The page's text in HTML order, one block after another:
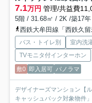
7.1万円 管理/共益費
5階 / 31.68㎡ / 2K /築17年
西鉄大牟田線「西鉄久
バス・トイレ別 室内洗
TVモニタ付インターホン
敷0 即入居可 パノラマ
デザイナーズマンション【
キャッシュバック対象物件